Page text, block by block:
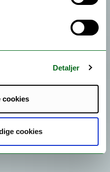
Detaljer
cookies
cookies